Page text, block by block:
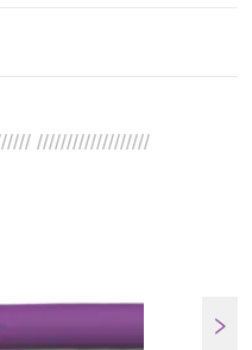
///////////////////